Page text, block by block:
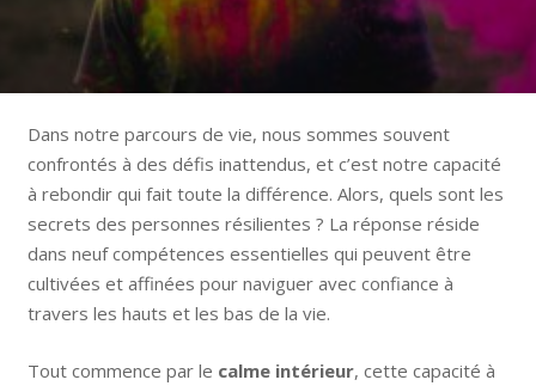
Dans notre parcours de vie, nous sommes souvent
confrontés à des défis inattendus, et c’est notre capacité
à rebondir qui fait toute la différence. Alors, quels sont les
secrets des personnes résilientes ? La réponse réside
dans neuf compétences essentielles qui peuvent être
cultivées et affinées pour naviguer avec confiance à
travers les hauts et les bas de la vie.
Tout commence par le calme intérieur, cette capacité à